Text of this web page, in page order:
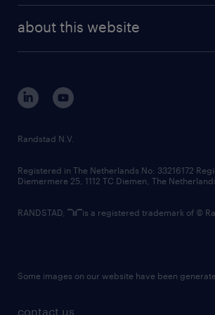
randstad digital
corporate governance
randstad innovation fund
country websites
about this website
contact us
Randstad N.V.
Registered in The Netherlands No: 33216172
Diemermere 25, 1112 TC Diemen, The
RANDSTAD, is a registered trademark of ©
Some images on our website have been